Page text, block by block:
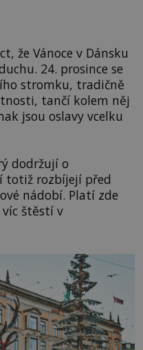
že Vánoce v Dánsku
24. prosince se
stromku, tradičně
tančí kolem něj
jsou oslavy vcelku
dodržují o
totiž rozbíjejí před
nádobí. Platí zde
štěstí v